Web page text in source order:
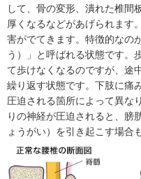
して、骨の変形、潰れた椎間
厚くなるなどがあげられます
害がでてきます。特徴的なの
う）」と呼ばれる状態です。
て歩けなくなるのですが、途
繰り返す状態です。下肢に痛
圧迫される箇所によって異な
りの神経が圧迫されると、膀
ょうがい）を引き起こす場合